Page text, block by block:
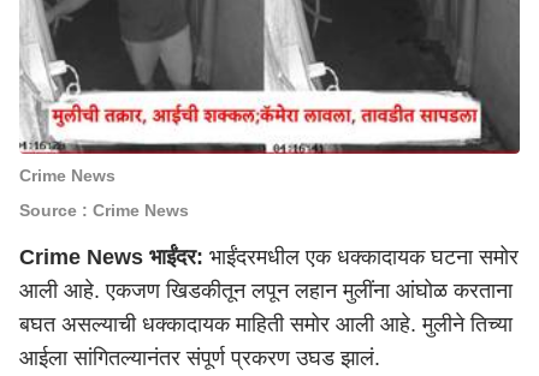
Crime News
Source : Crime News
Crime News भाईंदर: भाईंदरमधील एक धक्कादायक घटना समोर
आली आहे. एकजण खिडकीतून लपून लहान मुलींना आंघोळ करताना
बघत असल्याची धक्कादायक माहिती समोर आली आहे. मुलीने तिच्या
आईला सांगितल्यानंतर संपूर्ण प्रकरण उघड झालं.